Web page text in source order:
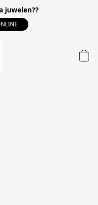
juwelen??